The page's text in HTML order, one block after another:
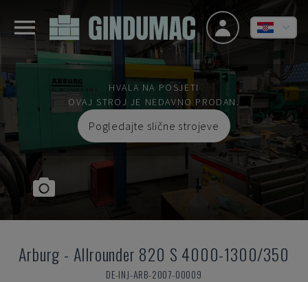
HVALA NA POSJETI
OVAJ STROJ JE NEDAVNO PRODAN.
Pogledajte slične strojeve
Arburg - Allrounder 820 S 4000-1300/350
DE-INJ-ARB-2007-00009